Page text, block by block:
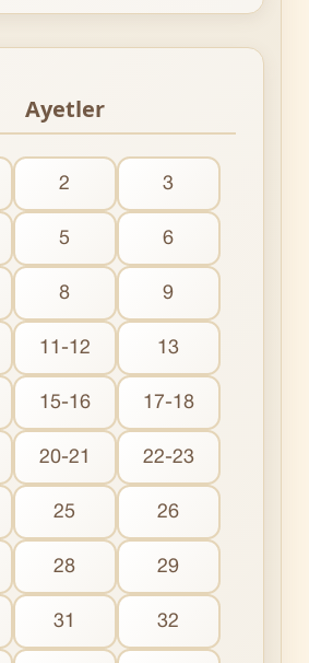
Ayetler
2 3
5 6
8 9
11-12 13
15-16 17-18
20-21 22-23
25 26
28 29
31 32